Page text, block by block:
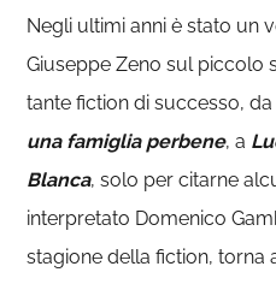
Negli ultimi anni è stato un
Giuseppe Zeno sul piccolo
tante fiction di successo, da
una famiglia perbene, a
Blanca, solo per citarne
interpretato Domenico
stagione della fiction, torna